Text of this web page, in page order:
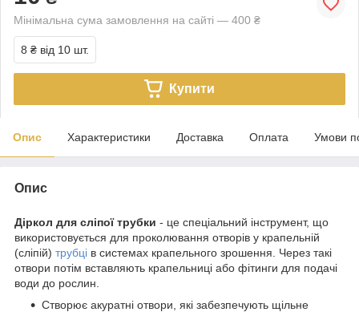
Мінімальна сума замовлення на сайті — 400 ₴
8 ₴ від 10 шт.
Купити
Опис Характеристики Доставка Оплата Умови
Опис
Діркол для сліпої трубки - це спеціальний інструмент, що
використовується для проколювання отворів у крапельній
(сліпій) трубці в системах крапельного зрошення. Через такі
отвори потім вставляють крапельниці або фітинги для подачі
води до рослин.
Створює акуратні отвори, які забезпечують щільне